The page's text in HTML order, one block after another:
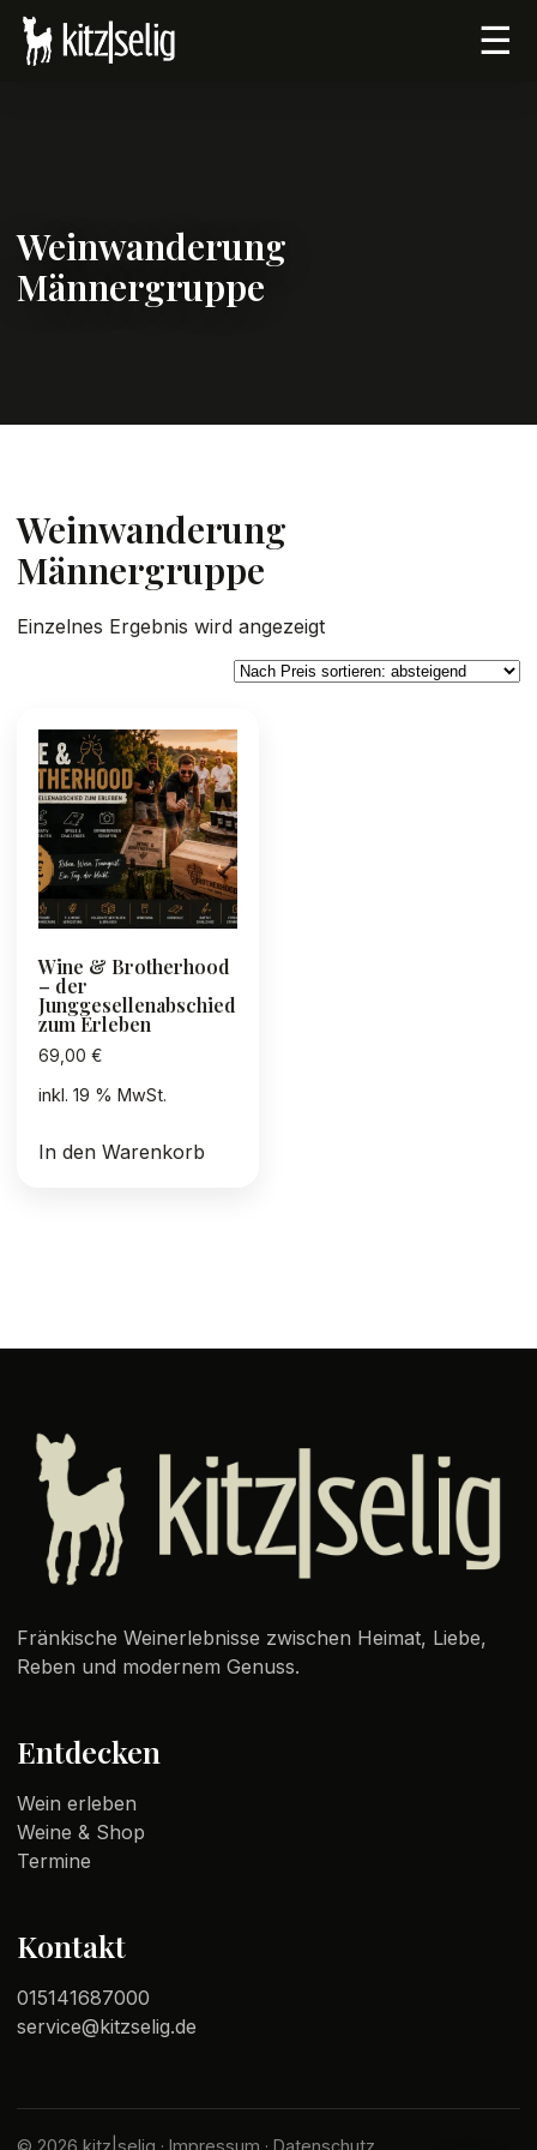
☰
Weinwanderung
Männergruppe
Weinwanderung
Männergruppe
Einzelnes Ergebnis wird angezeigt
Wine & Brotherhood
– der
Junggesellenabschied
zum Erleben
69,00 €
inkl. 19 % MwSt.
In den Warenkorb
Fränkische Weinerlebnisse zwischen Heimat, Liebe,
Reben und modernem Genuss.
Entdecken
Wein erleben
Weine & Shop
Termine
Kontakt
015141687000
service@kitzselig.de